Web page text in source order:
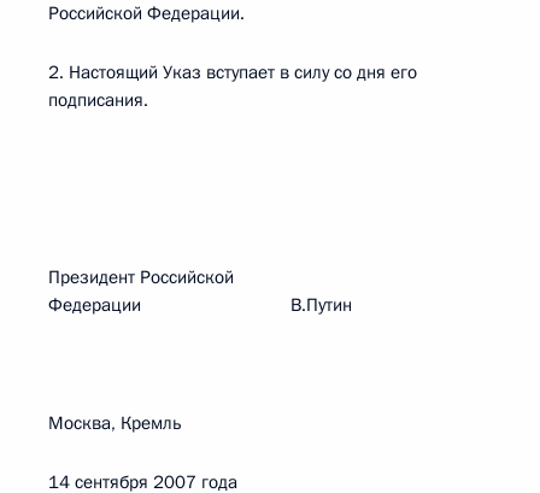
Российской Федерации.
2. Настоящий Указ вступает в силу со дня его
подписания.
Президент Российской
Федерации В.Путин
Москва, Кремль
14 сентября 2007 года